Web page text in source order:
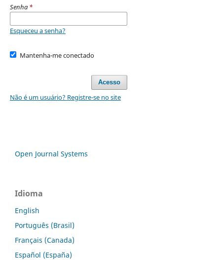
Senha *
Esqueceu a senha?
Mantenha-me conectado
Acesso
Não é um usuário? Registre-se no site
Open Journal Systems
Idioma
English
Português (Brasil)
Français (Canada)
Español (España)